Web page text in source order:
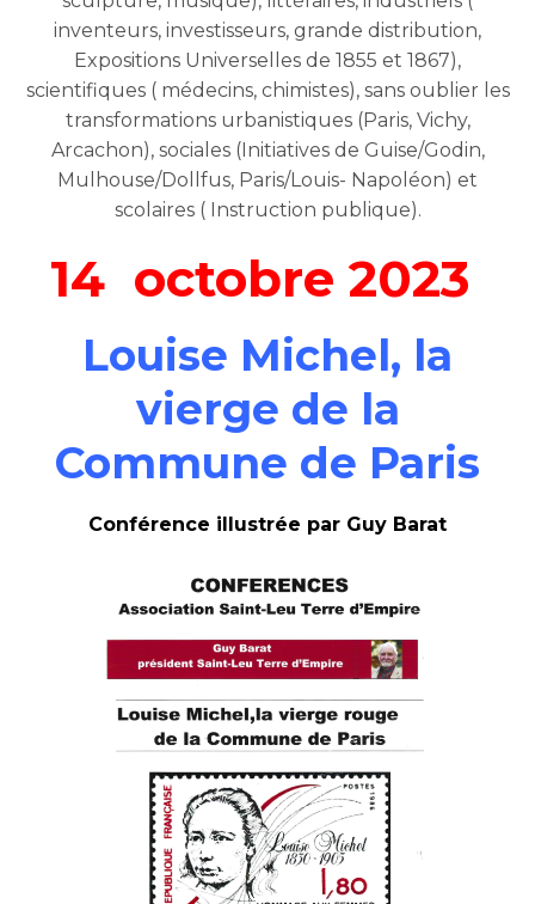
inventeurs, investisseurs, grande distribution,
Expositions Universelles de 1855 et 1867),
scientifiques ( médecins, chimistes), sans oublier les
transformations urbanistiques (Paris, Vichy,
Arcachon), sociales (Initiatives de Guise/Godin,
Mulhouse/Dollfus, Paris/Louis- Napoléon) et
scolaires ( Instruction publique).
14 octobre 2023
Louise Michel, la
vierge de la
Commune de Paris
Conférence illustrée par Guy Barat